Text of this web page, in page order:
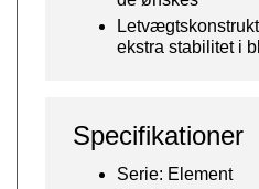
ekstra stabilitet i
Specifikationer
Serie: Element